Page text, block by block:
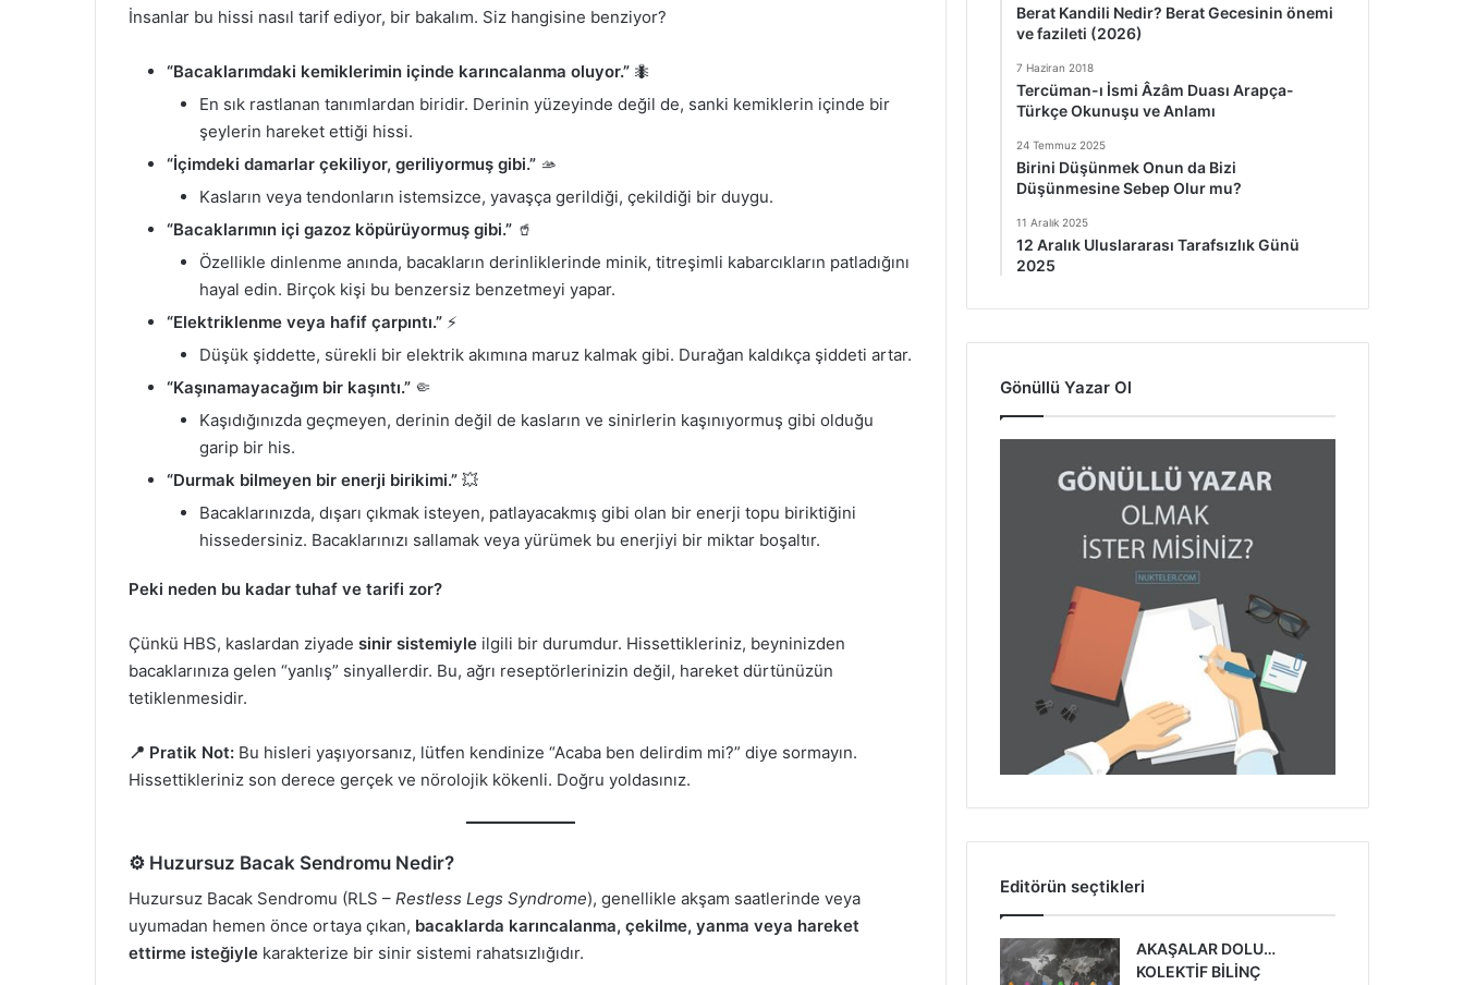
İnsanlar bu hissi nasıl tarif ediyor, bir bakalım. Siz hangisine benziyor?
“Bacaklarımdaki kemiklerimin içinde karıncalanma oluyor.” 🐜
En sık rastlanan tanımlardan biridir. Derinin yüzeyinde değil de, sanki kemiklerin içinde bir
şeylerin hareket ettiği hissi.
“İçimdeki damarlar çekiliyor, geriliyormuş gibi.” 🫴
Kasların veya tendonların istemsizce, yavaşça gerildiği, çekildiği bir duygu.
“Bacaklarımın içi gazoz köpürüyormuş gibi.” 🥤
Özellikle dinlenme anında, bacakların derinliklerinde minik, titreşimli kabarcıkların patladığını
hayal edin. Birçok kişi bu benzersiz benzetmeyi yapar.
“Elektriklenme veya hafif çarpıntı.” ⚡
Düşük şiddette, sürekli bir elektrik akımına maruz kalmak gibi. Durağan kaldıkça şiddeti artar.
“Kaşınamayacağım bir kaşıntı.” 🤏
Kaşıdığınızda geçmeyen, derinin değil de kasların ve sinirlerin kaşınıyormuş gibi olduğu
garip bir his.
“Durmak bilmeyen bir enerji birikimi.” 💥
Bacaklarınızda, dışarı çıkmak isteyen, patlayacakmış gibi olan bir enerji topu biriktiğini
hissedersiniz. Bacaklarınızı sallamak veya yürümek bu enerjiyi bir miktar boşaltır.
Peki neden bu kadar tuhaf ve tarifi zor?
Çünkü HBS, kaslardan ziyade sinir sistemiyle ilgili bir durumdur. Hissettikleriniz, beyninizden
bacaklarınıza gelen “yanlış” sinyallerdir. Bu, ağrı reseptörlerinizin değil, hareket dürtünüzün
tetiklenmesidir.
📍 Pratik Not: Bu hisleri yaşıyorsanız, lütfen kendinize “Acaba ben delirdim mi?” diye sormayın.
Hissettikleriniz son derece gerçek ve nörolojik kökenli. Doğru yoldasınız.
⚙️ Huzursuz Bacak Sendromu Nedir?
Huzursuz Bacak Sendromu (RLS – Restless Legs Syndrome), genellikle akşam saatlerinde veya
uyumadan hemen önce ortaya çıkan, bacaklarda karıncalanma, çekilme, yanma veya hareket
ettirme isteğiyle karakterize bir sinir sistemi rahatsızlığıdır.
Berat Kandili Nedir? Berat Gecesinin önemi
ve fazileti (2026)
7 Haziran 2018
Tercüman-ı İsmi Âzâm Duası Arapça-
Türkçe Okunuşu ve Anlamı
24 Temmuz 2025
Birini Düşünmek Onun da Bizi
Düşünmesine Sebep Olur mu?
11 Aralık 2025
12 Aralık Uluslararası Tarafsızlık Günü
2025
Gönüllü Yazar Ol
Editörün seçtikleri
AKAŞALAR DOLU…
KOLEKTİF BİLİNÇ